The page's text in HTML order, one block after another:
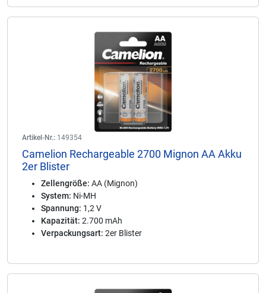
Artikel-Nr.: 149354
Camelion Rechargeable 2700 Mignon AA Akku
2er Blister
Zellengröße: AA (Mignon)
System: Ni-MH
Spannung: 1,2 V
Kapazität: 2.700 mAh
Verpackungsart: 2er Blister